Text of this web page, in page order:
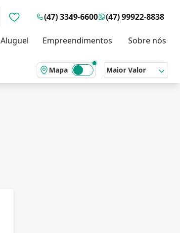
Favoritos (0 itens)
(47) 3349-6600 (47) 99922-8838
Aluguel Empreendimentos Sobre nós
Mapa Maior Valor